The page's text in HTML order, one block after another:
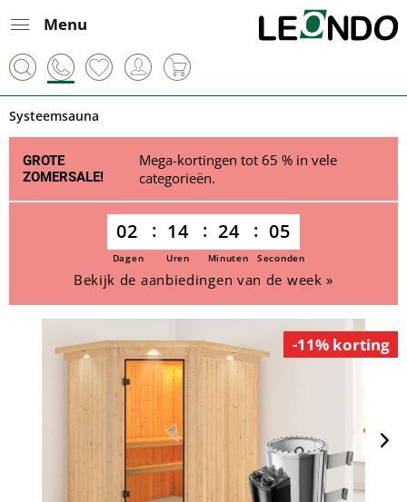
Menu
Systeemsauna
GROTE
ZOMERSALE!
Mega-kortingen tot 65 % in vele
categorieën.
02 14 24 05
Dagen Uren Minuten Seconden
Bekijk de aanbiedingen van de week »
-11% korting